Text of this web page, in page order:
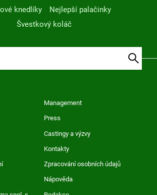
knedlíky
Nejlepší palačinky
Švestkový koláč
Management
Press
Castingy a výzvy
Kontakty
Zpracování osobních údajů
Nápověda